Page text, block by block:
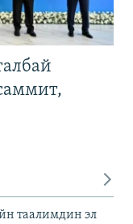
таалимдин эл